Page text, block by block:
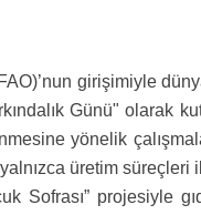
girişimiyle
Günü" olarak
yönelik
üretim süreçleri ile
Sofrası” projesiyle